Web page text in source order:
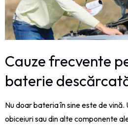
Cauze frecvente
baterie
Nu doar bateria în sine este de
obiceiuri sau din alte componente